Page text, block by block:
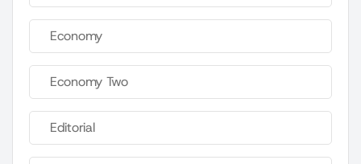
Economy
Economy Two
Editorial